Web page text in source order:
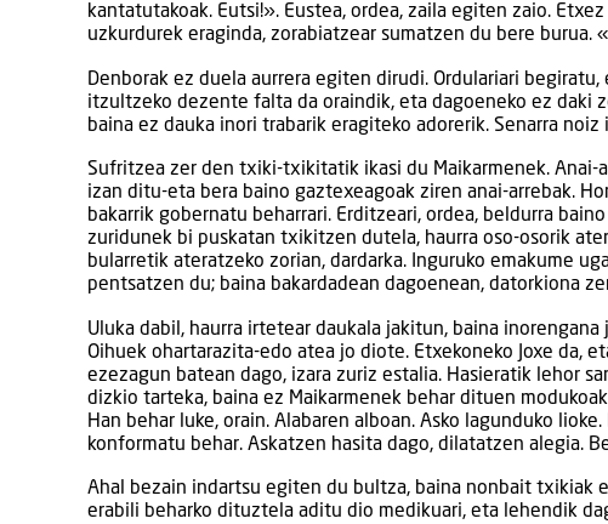
kantatutakoak. Eutsi!». Eustea, ordea, zaila egiten zaio.
uzkurdurek eraginda, zorabiatzear sumatzen du bere burua.
Denborak ez duela aurrera egiten dirudi. Ordulariari
itzultzeko dezente falta da oraindik, eta dagoeneko ez daki
baina ez dauka inori trabarik eragiteko adorerik. Senarra
Sufritzea zer den txiki-txikitatik ikasi du Maikarmenek. Anai-
izan ditu-eta bera baino gaztexeagoak ziren anai-arrebak.
bakarrik gobernatu beharrari. Erditzeari, ordea, beldurra
zuridunek bi puskatan txikitzen dutela, haurra oso-osorik
bularretik ateratzeko zorian, dardarka. Inguruko emakume
pentsatzen du; baina bakardadean dagoenean, datorkiona
Uluka dabil, haurra irtetear daukala jakitun, baina
Oihuek ohartarazita-edo atea jo diote. Etxekoneko Joxe da,
ezezagun batean dago, izara zuriz estalia. Hasieratik lehor
dizkio tarteka, baina ez Maikarmenek behar dituen
Han behar luke, orain. Alabaren alboan. Asko lagunduko
konformatu behar. Askatzen hasita dago, dilatatzen alegia.
Ahal bezain indartsu egiten du bultza, baina nonbait txikiak
erabili beharko dituztela aditu dio medikuari, eta lehendik